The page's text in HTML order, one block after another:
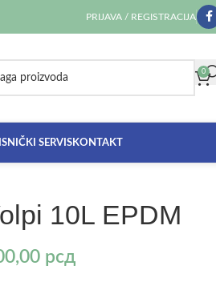
PRIJAVA / REGISTRACIJA
0
SERVISKONTAKT
10L EPDM
рсд